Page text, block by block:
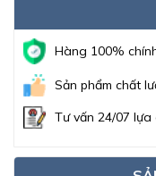
Hàng 100%
Sản phẩm chất
Tư vấn 24/07 lựa